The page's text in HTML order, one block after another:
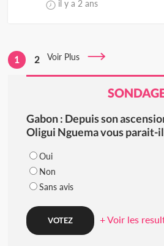
il y a 2 ans
1 2 Voir Plus
Gabon : Depuis son
Oligui Nguema vous parait-
Oui
Non
Sans avis
+ Voir les